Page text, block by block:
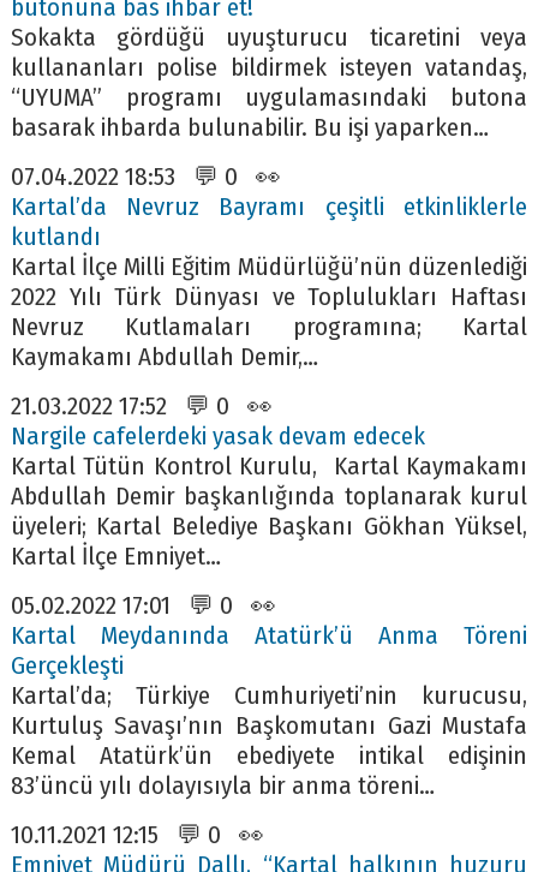
butonuna bas ihbar et!
Sokakta gördüğü uyuşturucu ticaretini veya
kullananları polise bildirmek isteyen vatandaş,
“UYUMA” programı uygulamasındaki butona
basarak ihbarda bulunabilir. Bu işi yaparken…
07.04.2022 18:53 💬 0 👀
Kartal’da Nevruz Bayramı çeşitli etkinliklerle
kutlandı
Kartal İlçe Milli Eğitim Müdürlüğü’nün düzenlediği
2022 Yılı Türk Dünyası ve Toplulukları Haftası
Nevruz Kutlamaları programına; Kartal
Kaymakamı Abdullah Demir,…
21.03.2022 17:52 💬 0 👀
Nargile cafelerdeki yasak devam edecek
Kartal Tütün Kontrol Kurulu, Kartal Kaymakamı
Abdullah Demir başkanlığında toplanarak kurul
üyeleri; Kartal Belediye Başkanı Gökhan Yüksel,
Kartal İlçe Emniyet…
05.02.2022 17:01 💬 0 👀
Kartal Meydanında Atatürk’ü Anma Töreni
Gerçekleşti
Kartal’da; Türkiye Cumhuriyeti’nin kurucusu,
Kurtuluş Savaşı’nın Başkomutanı Gazi Mustafa
Kemal Atatürk’ün ebediyete intikal edişinin
83’üncü yılı dolayısıyla bir anma töreni…
10.11.2021 12:15 💬 0 👀
Emniyet Müdürü Dallı, “Kartal halkının huzuru